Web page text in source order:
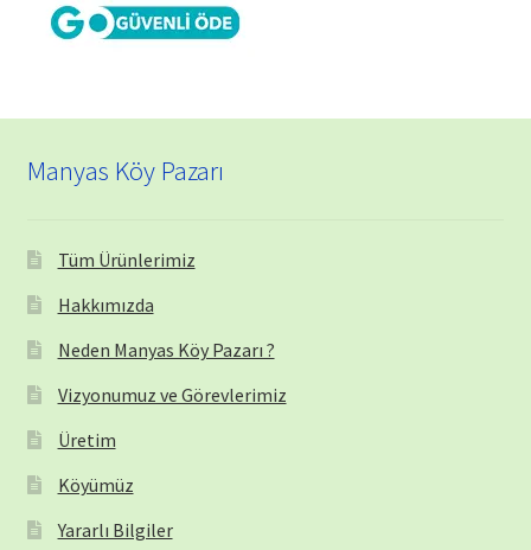
Manyas Köy Pazarı
Tüm Ürünlerimiz
Hakkımızda
Neden Manyas Köy Pazarı ?
Vizyonumuz ve Görevlerimiz
Üretim
Köyümüz
Yararlı Bilgiler